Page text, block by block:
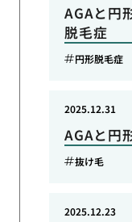
AGAと円
脱毛症
円形脱毛症
AGAと円
2025.12.31
抜け毛
2025.12.23